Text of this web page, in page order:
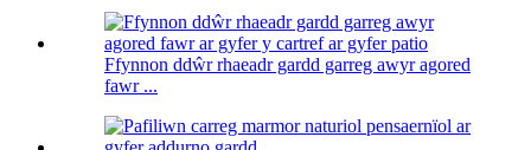
Ffynnon ddŵr rhaeadr gardd garreg awyr agored
fawr ...